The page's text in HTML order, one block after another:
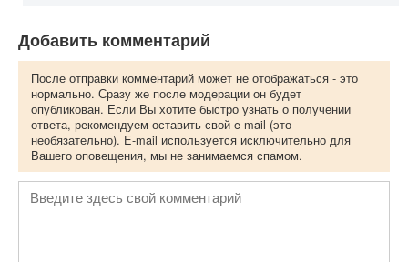
Добавить комментарий
После отправки комментарий может не отображаться - это
нормально. Сразу же после модерации он будет
опубликован. Если Вы хотите быстро узнать о получении
ответа, рекомендуем оставить свой e-mail (это
необязательно). E-mail используется исключительно для
Вашего оповещения, мы не занимаемся спамом.